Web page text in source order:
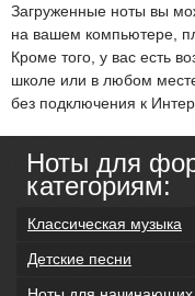
Загруженные ноты вы
на вашем компьютере,
Кроме того, у вас есть
школе или в любом
без подключения к
Ноты для
категориям:
Классическая музыка
Детские песни